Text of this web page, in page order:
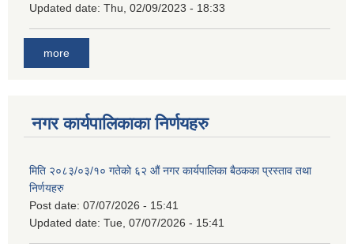
Updated date: Thu, 02/09/2023 - 18:33
more
नगर कार्यपालिकाका निर्णयहरु
मिति २०८३/०३/१० गतेको ६२ औं नगर कार्यपालिका बैठकका प्रस्ताव तथा
निर्णयहरु
Post date: 07/07/2026 - 15:41
Updated date: Tue, 07/07/2026 - 15:41